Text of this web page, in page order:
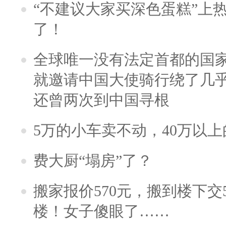
“不建议大家买深色蛋糕”上
了！
全球唯一没有法定首都的国
就邀请中国大使骑行绕了几
还曾两次到中国寻根
5万的小车卖不动，40万以
费大厨“塌房”了？
搬家报价570元，搬到楼下
楼！女子傻眼了……